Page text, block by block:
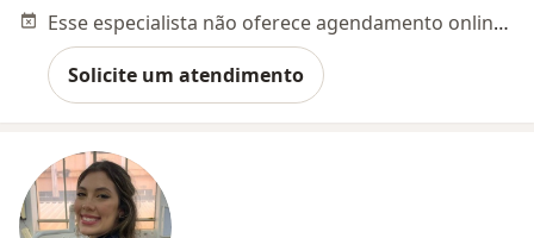
Esse especialista não oferece agendamento online para esse endereço.
Solicite um atendimento